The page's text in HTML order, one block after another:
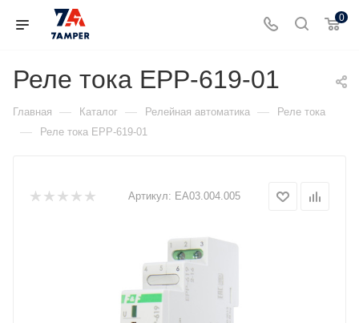
0
Реле тока EPP-619-01
Главная — Каталог — Релейная автоматика — Реле тока
— Реле тока EPP-619-01
Артикул: ЕА03.004.005